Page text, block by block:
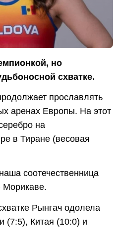
но
схватке.
прославлять
аренах Европы. На этот
на
в Тиране (весовая
соотечественница
Морикаве.
Рынгач одолела
(7:5), Китая (10:0) и